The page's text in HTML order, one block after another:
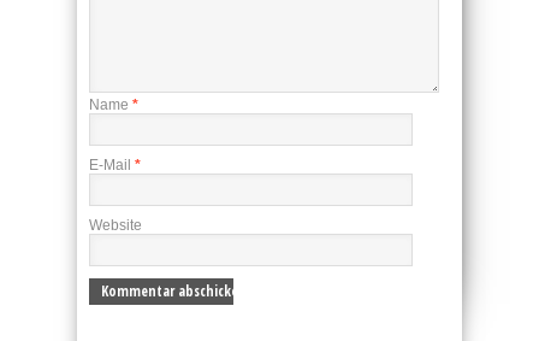
Name *
E-Mail *
Website